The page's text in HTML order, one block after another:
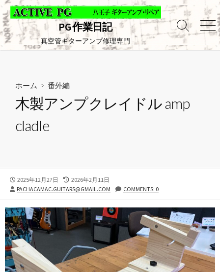
コ
ン
テ
ン
PG 作業日記
真空管ギターアンプ修理専門
検
索
切
メ
ニ
ュ
ホーム > 番外編
木製アンプクレイドル amp
cladle
公
開
2025年12月27日
最
終
新
日
2026年2月11日
投
者
PACHACAMAC.GUITARS@GMAIL.COM COMMENTS: 0